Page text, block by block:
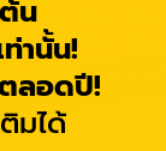
น
านั้น!
ลอดปี!
มได้